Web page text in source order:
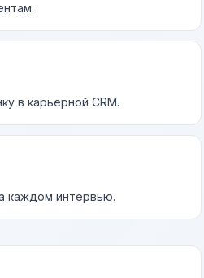
в карьерной CRM.
каждом интервью.